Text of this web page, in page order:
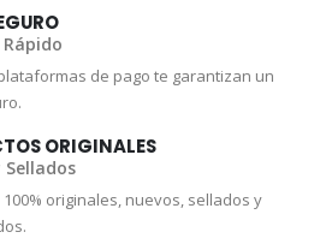
de pago te garantizan un
ORIGINALES
Sellados
originales, nuevos, sellados y